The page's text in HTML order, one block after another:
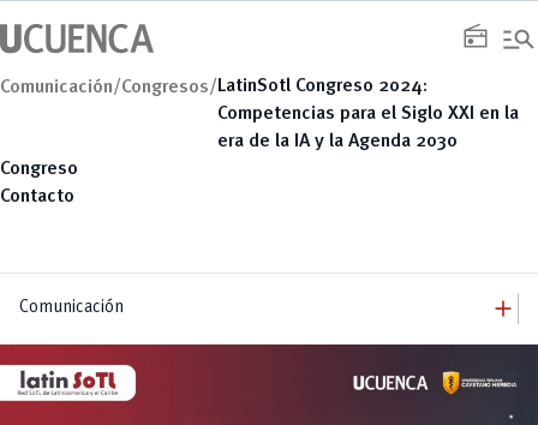
al
contenido
radio manage_search
Comunicación/Congresos/ LatinSotl Congreso 2024:
Competencias para el Siglo XXI en la
era de la IA y la Agenda 2030
Congreso
Contacto
Comunicación add
Comunicación
add
Equipo
Servicios
Congresos
add